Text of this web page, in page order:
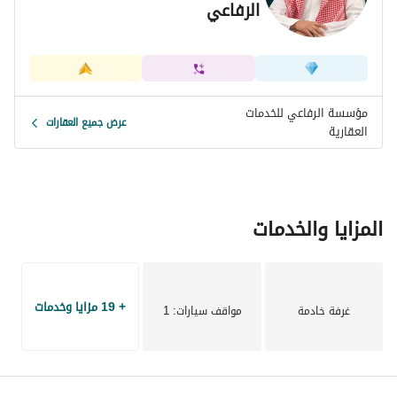
الرفاعي
مؤسسة الرفاعي للخدمات
العقارية عرض جميع العقارات
المزايا والخدمات
غرفة خادمة مواقف سيارات: 1 + 19 مزايا وخدمات